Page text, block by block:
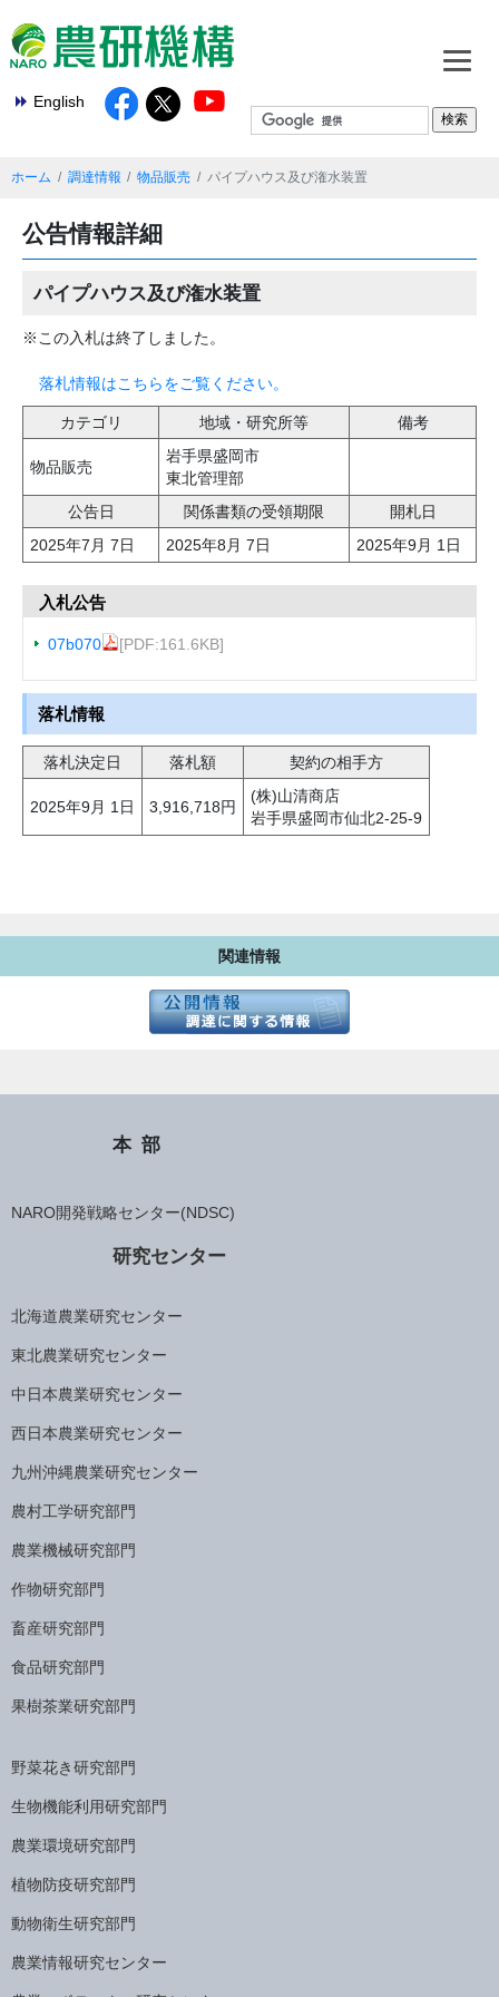
English
ホーム 調達情報 物品販売 パイプハウス及び潅水装置
公告情報詳細
パイプハウス及び潅水装置
※この入札は終了しました。
落札情報はこちらをご覧ください。
カテゴリ 地域・研究所等 備考
物品販売
岩手県盛岡市
東北管理部
公告日
関係書類の受領期限
開札日
2025年7月 7日
2025年8月 7日 2025年9月 1日
入札公告
07b070 [PDF:161.6KB]
落札情報
落札決定日 落札額 契約の相手方
2025年9月 1日 3,916,718円
(株)山清商店
岩手県盛岡市仙北2-25-9
関連情報
本部
NARO開発戦略センター(NDSC)
研究センター
北海道農業研究センター
東北農業研究センター
中日本農業研究センター
西日本農業研究センター
九州沖縄農業研究センター
農村工学研究部門
農業機械研究部門
作物研究部門
畜産研究部門
食品研究部門
果樹茶業研究部門
野菜花き研究部門
生物機能利用研究部門
農業環境研究部門
植物防疫研究部門
動物衛生研究部門
農業情報研究センター